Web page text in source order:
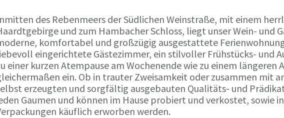
des Rebenmeers der Südlichen Weinstraße, mit einem
und zum Hambacher Schloss, liegt unser Wein- und
komfortabel und großzügig ausgestattete
eingerichtete Gästezimmer, ein stilvoller Frühstücks- und
einer kurzen Atempause am Wochenende wie zu einem längeren
ein. Ob in trauter Zweisamkeit oder zusammen mit
erzeugten und sorgfältig ausgebauten Qualitäts- und
Gaumen und können im Hause probiert und verkostet, sowie
käuflich erworben werden.